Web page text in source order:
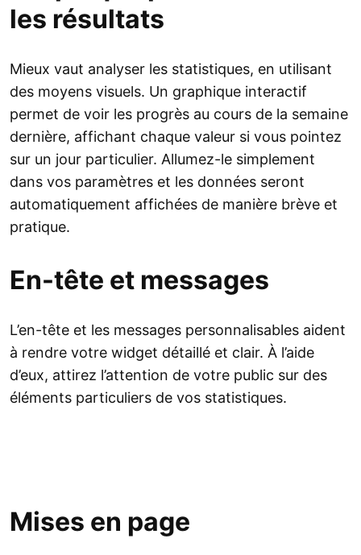
les résultats
Mieux vaut analyser les statistiques, en utilisant
des moyens visuels. Un graphique interactif
permet de voir les progrès au cours de la semaine
dernière, affichant chaque valeur si vous pointez
sur un jour particulier. Allumez-le simplement
dans vos paramètres et les données seront
automatiquement affichées de manière brève et
pratique.
En-tête et messages
L’en-tête et les messages personnalisables aident
à rendre votre widget détaillé et clair. À l’aide
d’eux, attirez l’attention de votre public sur des
éléments particuliers de vos statistiques.
Mises en page